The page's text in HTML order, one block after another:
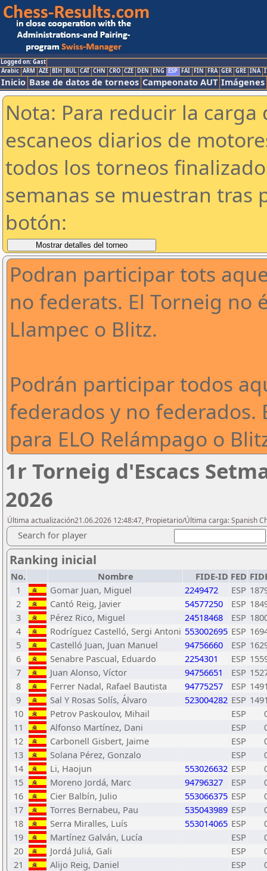
Logged on: Gast
Arabic ARM AZE BIH BUL CAT CHN CRO CZE DEN ENG ESP FAI FIN FRA GER GRE INA
Inicio Base de datos de torneos Campeonato AUT Imágenes
Nota: Para reducir la
escaneos diarios de
todos los torneos
semanas se muestran tras
botón:
Podran participar tots
no federats. El Torneig no
Llampec o Blitz.
Podrán participar todos
federados y no federados.
para ELO Relámpago o
1r Torneig d'Escacs
2026
Última actualización21.06.2026 12:48:47, Propietario/Última carga: Spanish
Search for player
Ranking inicial
No. Nombre FIDE-ID FED
1
Gomar Juan, Miguel 2249472 ESP
2
Cantó Reig, Javier 54577250 ESP
3
Pérez Rico, Miguel 24518468 ESP
4
Rodríguez Castelló, Sergi Antoni 553002695 ESP
5
Castelló Juan, Juan Manuel 94756660 ESP
6
Senabre Pascual, Eduardo 2254301 ESP
7
Juan Alonso, Víctor 94756651 ESP
8
Ferrer Nadal, Rafael Bautista 94775257 ESP
9
Sal Y Rosas Solís, Álvaro 523004282 ESP
10
Petrov Paskoulov, Mihail ESP
11
Alfonso Martínez, Dani ESP
12
Carbonell Gisbert, Jaime ESP
13
Solana Pérez, Gonzalo ESP
14
Li, Haojun 553026632 ESP
15
Moreno Jordá, Marc 94796327 ESP
16
Cier Balbín, Julio 553066375 ESP
17
Torres Bernabeu, Pau 535043989 ESP
18
Serra Miralles, Luís 553014065 ESP
19
Martínez Galván, Lucía ESP
20
Jordá Juliá, Gali ESP
21
Alijo Reig, Daniel ESP